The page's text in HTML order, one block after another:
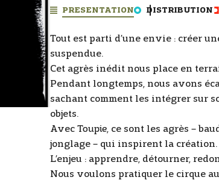
PRESENTATION DISTRIBUTION
Tout est parti d’une envie : créer
suspendue.
Cet agrès inédit nous place en
Pendant longtemps, nous avons
sachant comment les intégrer sur
objets.
AvecToupie, ce sont les agrès –
jonglage – qui inspirent la création.
L’enjeu : apprendre, détourner,
Nous voulons pratiquer le cirque